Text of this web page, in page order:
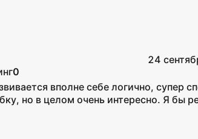
24
0
вполне себе логично, супер
но в целом очень интересно. Я бы